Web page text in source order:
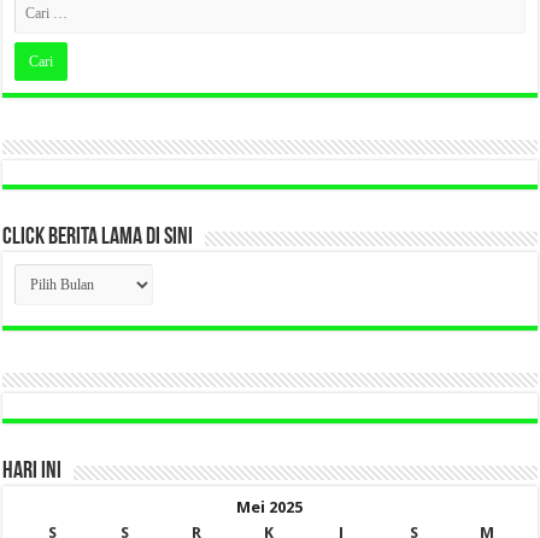
CLICK BERITA LAMA DI SINI
CLICK
BERITA
LAMA
DI
HARI INI
Mei 2025
S
S R K J S
M